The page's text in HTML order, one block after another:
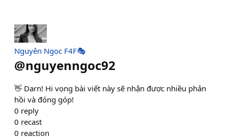
Nguyên Ngọc F4F🎭
@nguyenngoc92
👋 Darn! Hi vọng bài viết này sẽ nhận được nhiều phản
hồi và đóng góp!
0 reply
0 recast
0 reaction